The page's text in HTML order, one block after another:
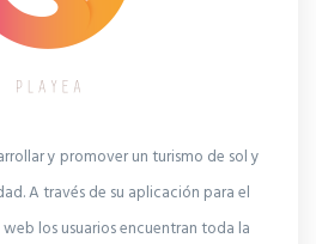
y promover un turismo de sol y
A través de su aplicación para el
los usuarios encuentran toda la